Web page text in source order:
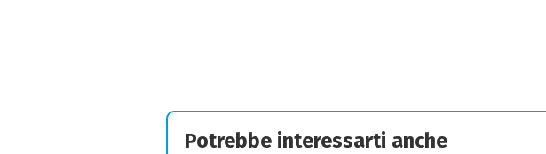
Potrebbe interessarti anche